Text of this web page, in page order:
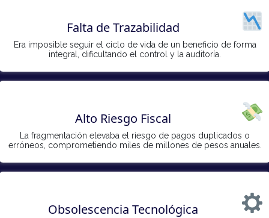
Falta de Trazabilidad
Era imposible seguir el ciclo de vida de un beneficio de forma
integral, dificultando el control y la auditoría.
Alto Riesgo Fiscal
La fragmentación elevaba el riesgo de pagos duplicados o
erróneos, comprometiendo miles de millones de pesos anuales.
Obsolescencia Tecnológica